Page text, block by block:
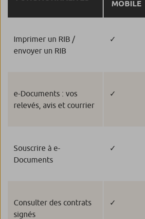
MOBILE
Imprimer un RIB /
envoyer un RIB
✓
e-Documents : vos
relevés, avis et courrier
✓
Souscrire à e-
Documents
✓
Consulter des contrats
signés
✓